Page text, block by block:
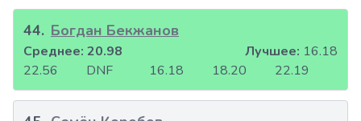
44. Богдан Бекжанов
22.56 DNF 16.18 18.20 22.19
Среднее: 20.98 Лучшее: 16.18